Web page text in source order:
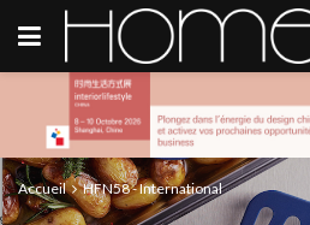
Accueil HFN58 - International